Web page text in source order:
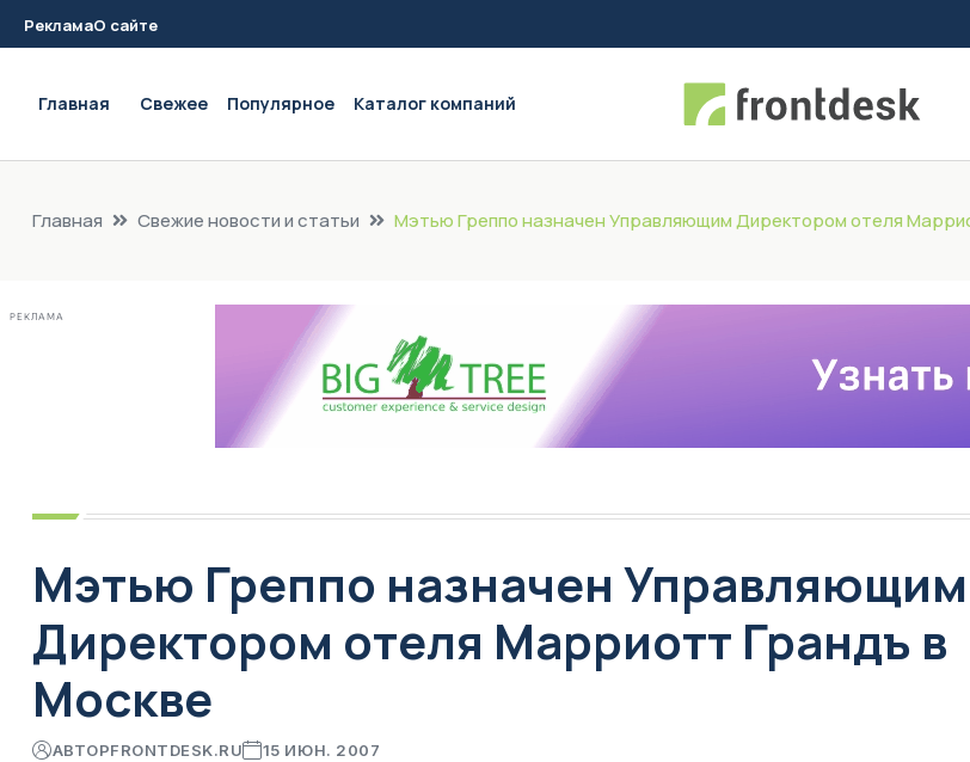
РекламаО сайте
Главная Свежее Популярное Каталог компаний
Главная Свежие новости и статьи Мэтью Греппо назначен Управляющим Директором отеля
РЕКЛАМА
Мэтью Греппо назначен Управляющим
Директором отеля Марриотт Грандъ в
Москве
АВТОРFRONTDESK.RU 15 ИЮН. 2007